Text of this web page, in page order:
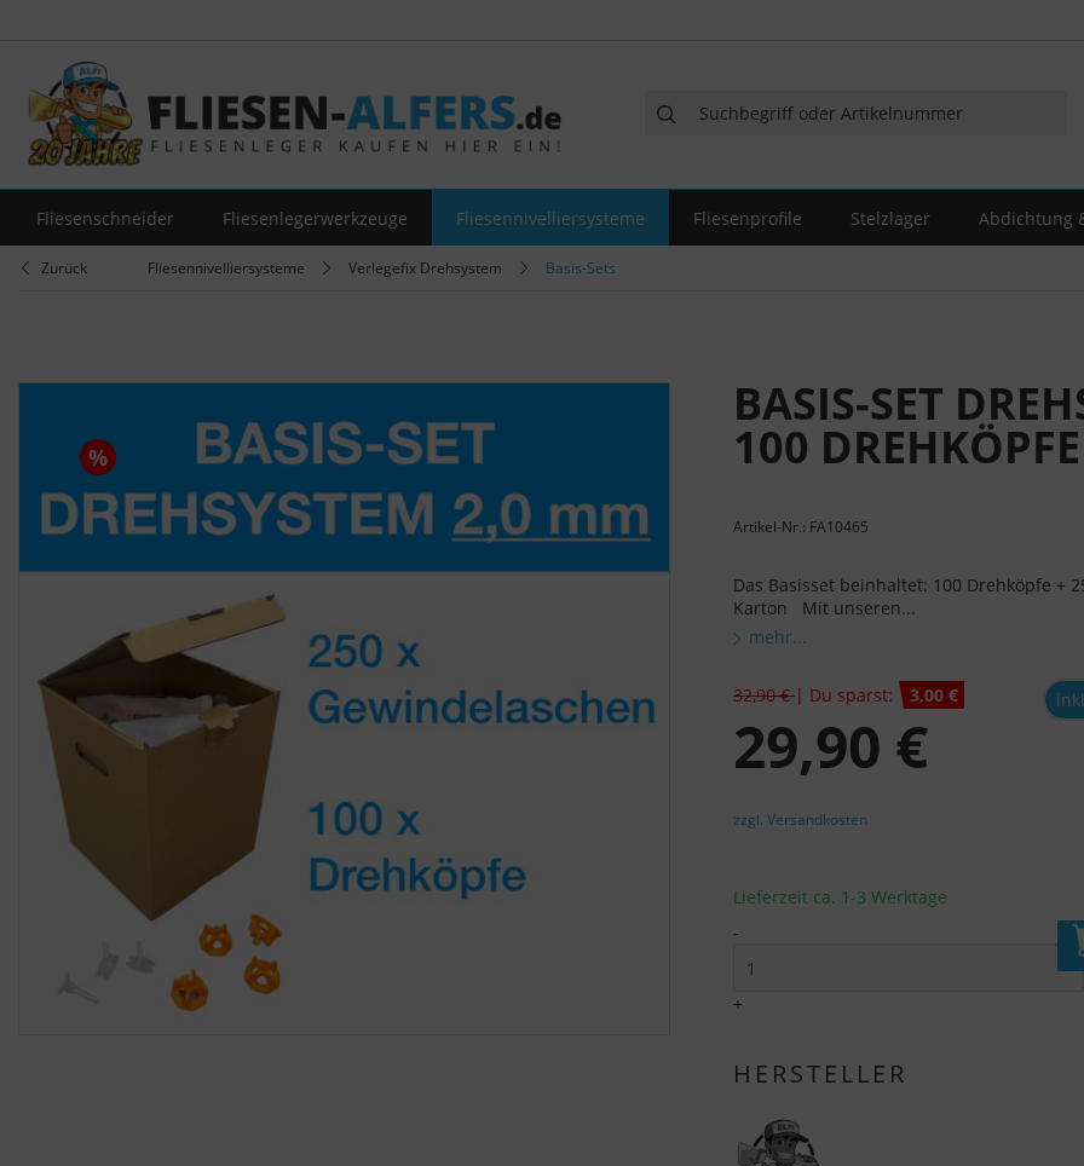
Fliesenschneider Fliesenlegerwerkzeuge Fliesennivelliersysteme Fliesenprofile Stelzlager Abdichtung
Zurück Fliesennivelliersysteme Verlegefix Drehsystem Basis-Sets
%
BASIS-SET
100
Artikel-Nr.: FA10465
Das Basisset beinhaltet: 100 Drehköpfe +
Karton Mit unseren...
mehr...
32,90 € | Du sparst: 3,00 €
29,90 €
zzgl. Versandkosten
Lieferzeit ca. 1-3 Werktage
-
+
HERSTELLER